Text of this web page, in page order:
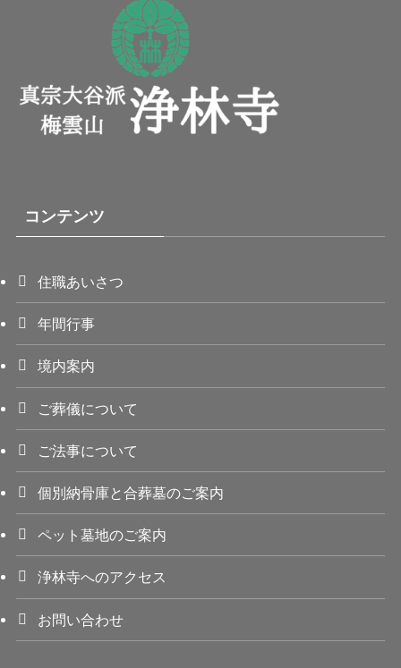
コンテンツ
住職あいさつ
年間行事
境内案内
ご葬儀について
ご法事について
個別納骨庫と合葬墓のご案内
ペット墓地のご案内
浄林寺へのアクセス
お問い合わせ